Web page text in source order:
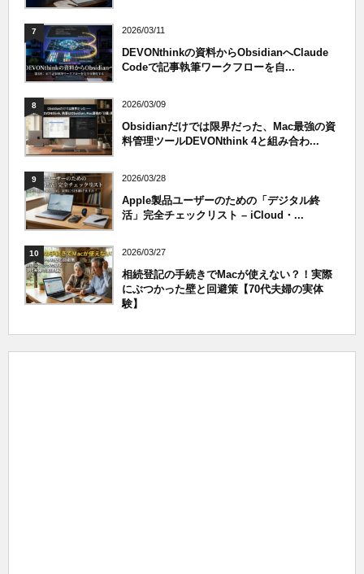
7 2026/03/11
DEVONthinkの資料からObsidianへClaude
Codeで記事執筆ワークフローを自...
8 2026/03/09
Obsidianだけでは限界だった、Mac最強の資
料管理ツールDEVONthink 4と組み合わ...
9 2026/03/28
Apple製品ユーザーのための「デジタル終
活」完全チェックリスト – iCloud・...
10 2026/03/27
相続登記の手続きでMacが使えない？！実際
にぶつかった壁と回避策【70代夫婦の実体
験】